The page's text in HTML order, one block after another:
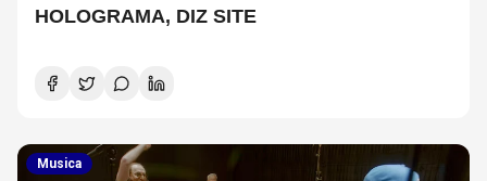
HOLOGRAMA, DIZ SITE
Musica